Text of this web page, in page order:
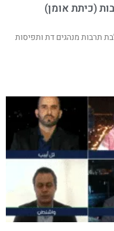
(כיתת אומן)
תרבות מנהגים דת ותפיסות